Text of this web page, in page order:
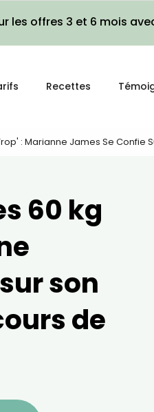
les offres 3 et 6 mois
Recettes
: Marianne James Se Confie
60 kg
son
de